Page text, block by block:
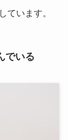
ています。
でいる